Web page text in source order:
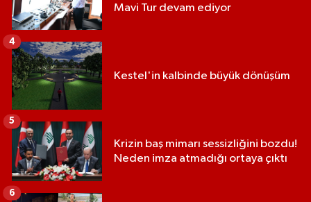
Mavi Tur devam ediyor
Kestel'in kalbinde büyük dönüşüm
4
Krizin baş mimarı sessizliğini bozdu!
Neden imza atmadığı ortaya çıktı
5
6